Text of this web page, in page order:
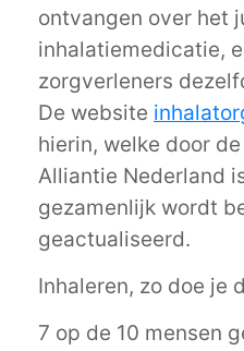
ontvangen over het
inhalatiemedicatie,
zorgverleners
De website
hierin, welke door
Alliantie Nederland
gezamenlijk wordt
geactualiseerd.
Inhaleren, zo doe je
7 op de 10 mensen